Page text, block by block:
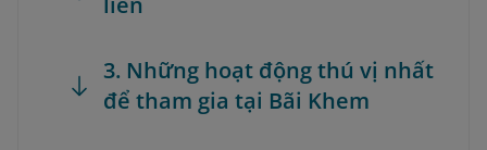
3. Những hoạt động thú vị nhất
để tham gia tại Bãi Khem